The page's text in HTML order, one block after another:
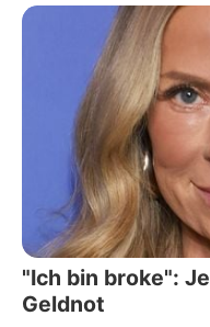
"Ich bin broke":
Geldnot